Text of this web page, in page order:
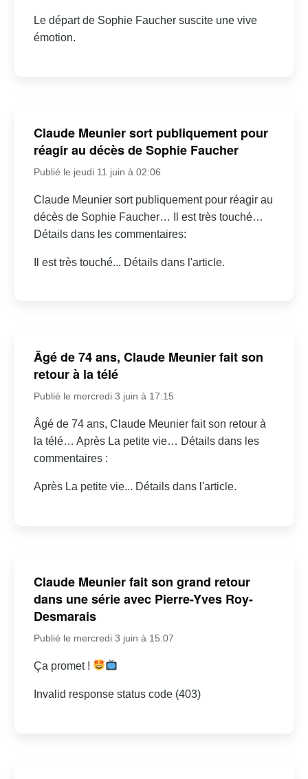
Le départ de Sophie Faucher suscite une vive
émotion.
Claude Meunier sort publiquement pour
réagir au décès de Sophie Faucher
Publié le jeudi 11 juin à 02:06
Claude Meunier sort publiquement pour réagir au
décès de Sophie Faucher… Il est très touché…
Détails dans les commentaires:
Il est très touché... Détails dans l'article.
Âgé de 74 ans, Claude Meunier fait son
retour à la télé
Publié le mercredi 3 juin à 17:15
Âgé de 74 ans, Claude Meunier fait son retour à
la télé… Après La petite vie… Détails dans les
commentaires :
Après La petite vie... Détails dans l'article.
Claude Meunier fait son grand retour
dans une série avec Pierre-Yves Roy-
Desmarais
Publié le mercredi 3 juin à 15:07
Ça promet !
Invalid response status code (403)